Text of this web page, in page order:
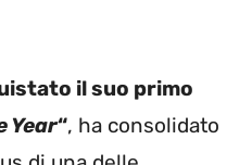
il suo primo
Year“, ha consolidato